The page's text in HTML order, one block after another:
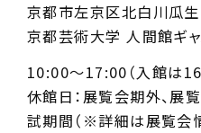
京都市左京区北白川瓜
京都芸術大学 人間館ギャ
10:00〜17:00（入館は
休館日：展覧会期外、展
試期間（※詳細は展覧会